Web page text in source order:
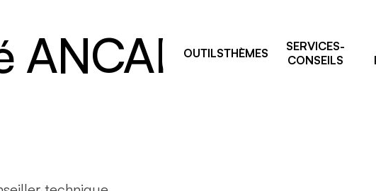
OUTILSTHÈMES
SERVICES-
CONSEILS
ANCAI – 2026